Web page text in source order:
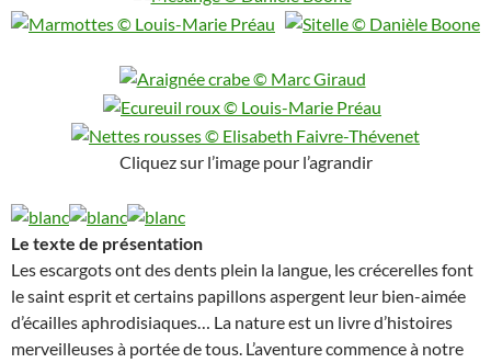
Cliquez sur l’image pour l’agrandir
Le texte de présentation
Les escargots ont des dents plein la langue, les crécerelles font
le saint esprit et certains papillons aspergent leur bien-aimée
d’écailles aphrodisiaques… La nature est un livre d’histoires
merveilleuses à portée de tous. L’aventure commence à notre